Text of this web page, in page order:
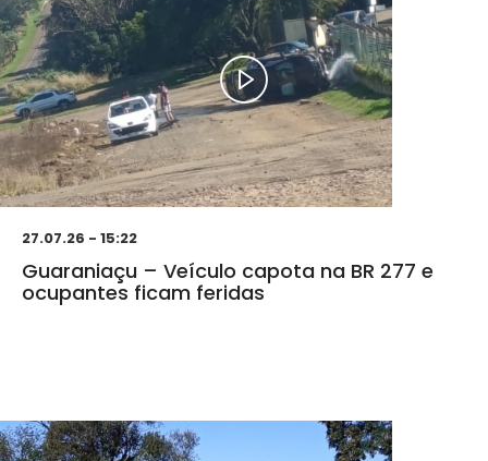
27.07.26 - 15:22
Guaraniaçu – Veículo capota na BR 277 e
ocupantes ficam feridas